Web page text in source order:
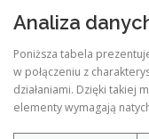
Analiza
Poniższa tabela
w połączeniu z
działaniami. Dzięki takiej
elementy wymagają